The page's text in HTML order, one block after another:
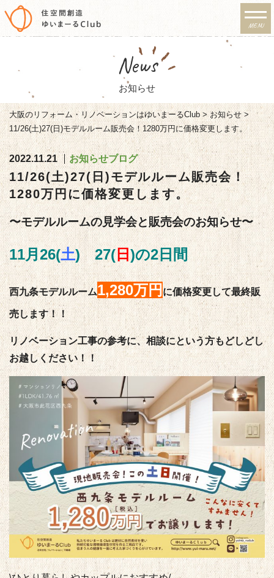
リノベーション・注文住宅
のゆいまーるClub
MENU
News
お知らせ
大阪のリフォーム・リノベーションはゆいまーるClub > お知らせ >
11/26(土)27(日)モデルルーム販売会！1280万円に価格変更します。
2022.11.21 お知らせブログ
11/26(土)27(日)モデルルーム販売会！
1280万円に価格変更します。
〜モデルルームの見学会と販売会のお知らせ〜
11月26(土) 27(日 )の2日間
西九条モデルルーム1,280万円 に価格変更して最終販
売します！！
リノベーション工事の参考に、相談にという方もどしどし
お越しください！！